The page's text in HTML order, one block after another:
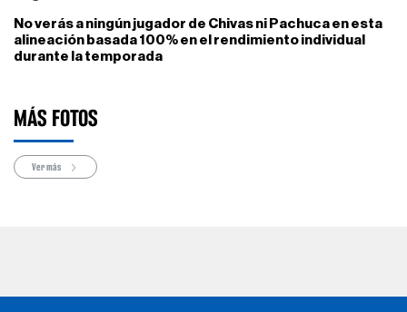
No verás a ningún jugador de Chivas ni Pachuca en esta
alineación basada 100% en el rendimiento individual
durante la temporada
MÁS FOTOS
Ver más